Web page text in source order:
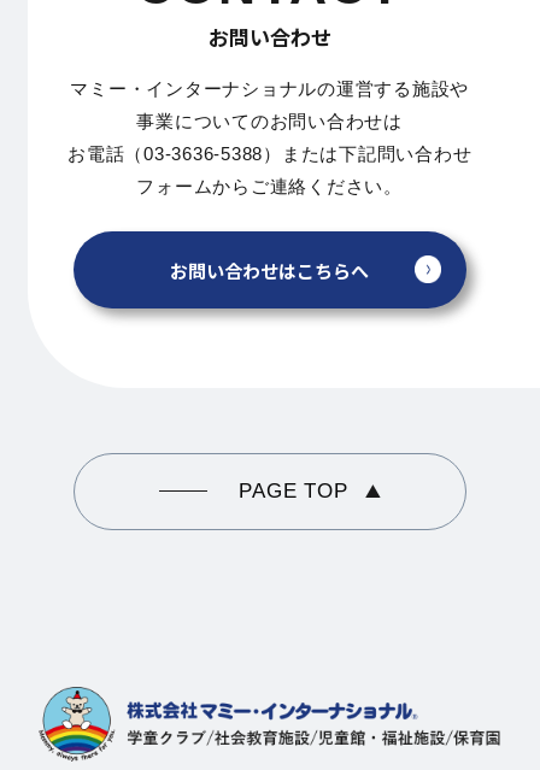
お問い合わせ
マミー・インターナショナルの運営する施設や
事業についてのお問い合わせは
お電話（03-3636-5388）または下記問い合わせ
フォームからご連絡ください。
お問い合わせはこちらへ
PAGE TOP